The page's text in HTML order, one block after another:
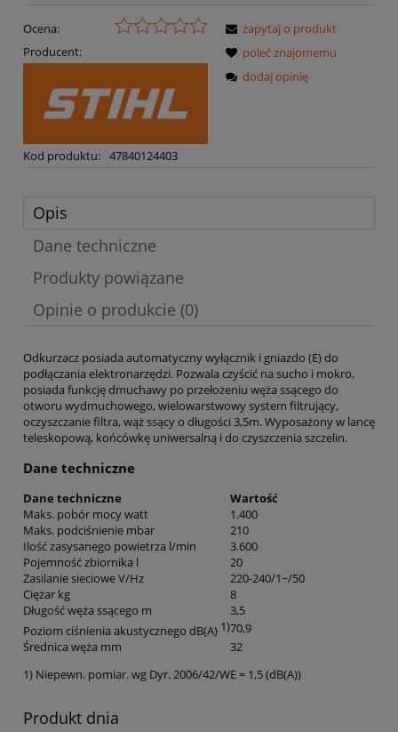
Ocena:
Producent:
Kod produktu: 47840124403
zapytaj o produkt
poleć znajomemu
dodaj opinię
Opis
Dane techniczne
Produkty powiązane
Opinie o produkcie (0)
Odkurzacz posiada automatyczny wyłącznik i gniazdo (E) do
podłączania elektronarzędzi. Pozwala czyścić na sucho i mokro,
posiada funkcję dmuchawy po przełożeniu węża ssącego do
otworu wydmuchowego, wielowarstwowy system filtrujący,
oczyszczanie filtra, wąż ssący o długości 3,5m. Wyposażony w lancę
teleskopową, końcówkę uniwersalną i do czyszczenia szczelin.
Dane techniczne
Dane techniczne
Wartość
Maks. pobór mocy watt
1.400
Maks. podciśnienie mbar
210
Ilość zasysanego powietrza l/min
3.600
Pojemność zbiornika l
20
Zasilanie sieciowe V/Hz
220-240/1~/50
Ciężar kg
8
Długość węża ssącego m
3,5
Poziom ciśnienia akustycznego dB(A) 1)70,9
Średnica węża mm
32
1) Niepewn. pomiar. wg Dyr. 2006/42/WE = 1,5 (dB(A))
Produkt dnia